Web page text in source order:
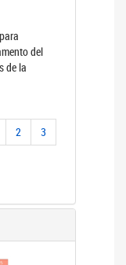
del
de la
2
3